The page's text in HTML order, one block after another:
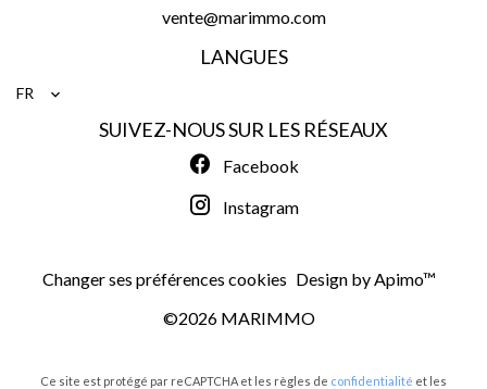
vente@marimmo.com
LANGUES
FR
SUIVEZ-NOUS SUR LES RÉSEAUX
Facebook
Instagram
Changer ses préférences cookies Design byApimo™
©2026 MARIMMO
Ce site est protégé par reCAPTCHA et les règles de confidentialité et les